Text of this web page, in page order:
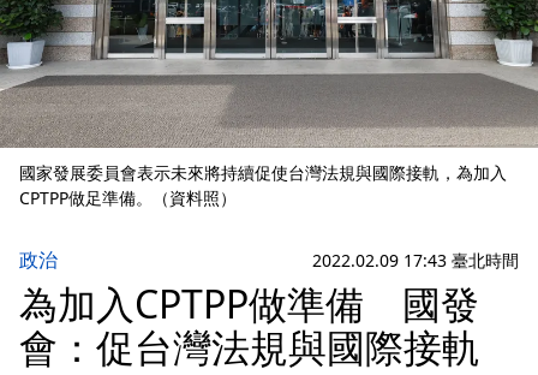
國家發展委員會表示未來將持續促使台灣法規與國際接軌，為加入
CPTPP做足準備。（資料照）
政治 2022.02.09 17:43 臺北時間
為加入CPTPP做準備 國發
會：促台灣法規與國際接軌